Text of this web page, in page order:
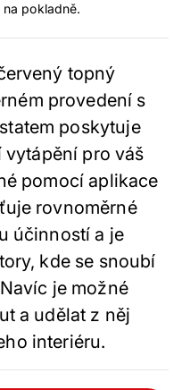
pokladně.
topný
provedení s
poskytuje
pro váš
pomocí aplikace
rovnoměrné
účinností a je
kde se snoubí
je možné
a udělat z něj
interiéru.